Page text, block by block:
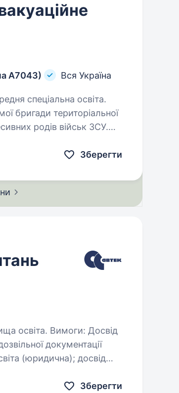
А7043)
Вся Україна
спеціальна освіта.
Зберегти
Досвід
документації
Зберегти